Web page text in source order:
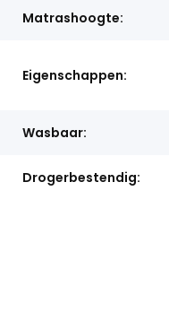
Matrashoogte:
Eigenschappen:
Wasbaar:
Drogerbestendig: